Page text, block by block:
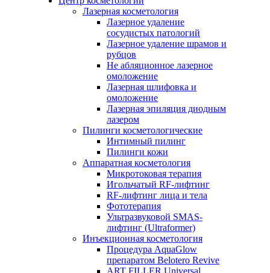
Лазерная косметология
Лазерное удаление
сосудистых патологий
Лазерное удаление шрамов и
рубцов
Не абляционное лазерное
омоложение
Лазерная шлифовка и
омоложение
Лазерная эпиляция диодным
лазером
Пилинги косметологические
Интимный пилинг
Пилинги кожи
Аппаратная косметология
Микротоковая терапия
Игольчатый RF-лифтинг
RF-лифтинг лица и тела
Фототерапия
Ультразвуковой SMAS-
лифтинг (Ultraformer)
Инъекционная косметология
Процедура AquaGlow
препаратом Belotero Revive
ART FILLER Universal